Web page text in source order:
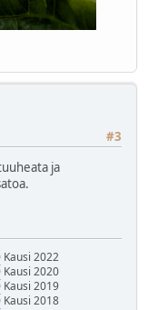
#3
ja
Kausi 2022
Kausi 2020
Kausi 2019
Kausi 2018